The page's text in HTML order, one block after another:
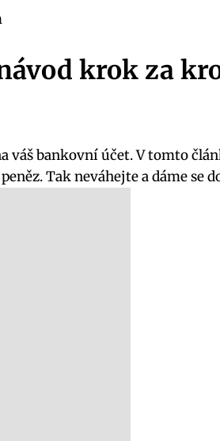
krok za
váš bankovní účet. V tomto
Tak neváhejte a dáme se